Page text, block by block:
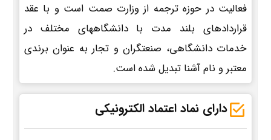
فعالیت در حوزه ترجمه از وزارت صمت است و با عقد
قراردادهای بلند مدت با دانشگاههای مختلف در
خدمات دانشگاهی، صنعتگران و تجار به عنوان برندی
معتبر و نام آشنا تبدیل شده است.
دارای نماد اعتماد الکترونیکی